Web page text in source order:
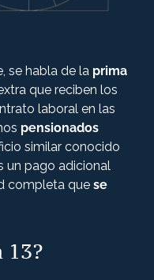
se habla de la prima
que reciben los
laboral en las
pensionados
similar conocido
un pago adicional
completa que se
13?